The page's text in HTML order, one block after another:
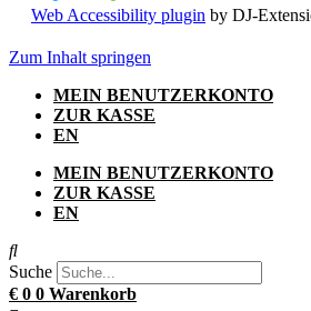
Web Accessibility plugin by DJ-
Zum Inhalt springen
MEIN BENUTZERKONTO
ZUR KASSE
EN
MEIN BENUTZERKONTO
ZUR KASSE
EN
Suche
€ 0 0 Warenkorb